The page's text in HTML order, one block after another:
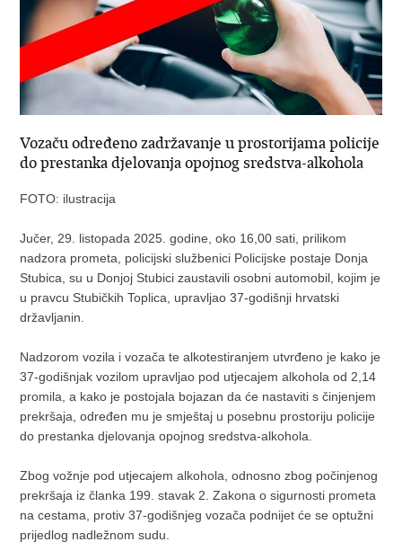
Vozaču određeno zadržavanje u prostorijama policije
do prestanka djelovanja opojnog sredstva-alkohola
FOTO: ilustracija
Jučer, 29. listopada 2025. godine, oko 16,00 sati, prilikom
nadzora prometa, policijski službenici Policijske postaje Donja
Stubica, su u Donjoj Stubici zaustavili osobni automobil, kojim je
u pravcu Stubičkih Toplica, upravljao 37-godišnji hrvatski
državljanin.
Nadzorom vozila i vozača te alkotestiranjem utvrđeno je kako je
37-godišnjak vozilom upravljao pod utjecajem alkohola od 2,14
promila, a kako je postojala bojazan da će nastaviti s činjenjem
prekršaja, određen mu je smještaj u posebnu prostoriju policije
do prestanka djelovanja opojnog sredstva-alkohola.
Zbog vožnje pod utjecajem alkohola, odnosno zbog počinjenog
prekršaja iz članka 199. stavak 2. Zakona o sigurnosti prometa
na cestama, protiv 37-godišnjeg vozača podnijet će se optužni
prijedlog nadležnom sudu.